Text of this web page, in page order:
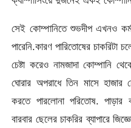
সেই কোম্পানিতে শুভদীপ এখনও
পারেনি.কারণ পারিতোষের
চেষ্টা করেও নামজাদা কোম্পানি
ঘোরার অপরাধে তিন মাসে
করতে পারলোনা পরিতোষ. পাড়ার
বারবার ছেলের চাকরির ব্যাপারে